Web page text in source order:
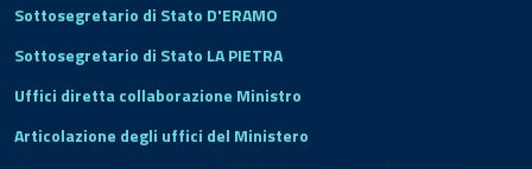
Sottosegretario di Stato D'ERAMO
Sottosegretario di Stato LA PIETRA
Uffici diretta collaborazione Ministro
Articolazione degli uffici del Ministero